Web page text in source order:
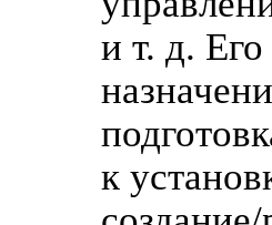
и т. д. Его
к